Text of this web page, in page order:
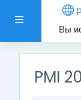
Боковая
Вы
Перейти к
PMI